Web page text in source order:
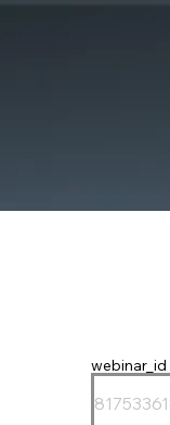
webinar_id